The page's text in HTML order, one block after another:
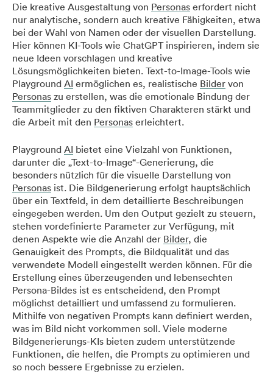
Die kreative Ausgestaltung von Personas erfordert nicht
nur analytische, sondern auch kreative Fähigkeiten, etwa
bei der Wahl von Namen oder der visuellen Darstellung.
Hier können KI-Tools wie ChatGPT inspirieren, indem sie
neue Ideen vorschlagen und kreative
Lösungsmöglichkeiten bieten. Text-to-Image-Tools wie
Playground AI ermöglichen es, realistische Bilder von
Personas zu erstellen, was die emotionale Bindung der
Teammitglieder zu den fiktiven Charakteren stärkt und
die Arbeit mit den Personas erleichtert.
Playground AI bietet eine Vielzahl von Funktionen,
darunter die „Text-to-Image“-Generierung, die
besonders nützlich für die visuelle Darstellung von
Personas ist. Die Bildgenerierung erfolgt hauptsächlich
über ein Textfeld, in dem detaillierte Beschreibungen
eingegeben werden. Um den Output gezielt zu steuern,
stehen vordefinierte Parameter zur Verfügung, mit
denen Aspekte wie die Anzahl der Bilder, die
Genauigkeit des Prompts, die Bildqualität und das
verwendete Modell eingestellt werden können. Für die
Erstellung eines überzeugenden und lebensechten
Persona-Bildes ist es entscheidend, den Prompt
möglichst detailliert und umfassend zu formulieren.
Mithilfe von negativen Prompts kann definiert werden,
was im Bild nicht vorkommen soll. Viele moderne
Bildgenerierungs-KIs bieten zudem unterstützende
Funktionen, die helfen, die Prompts zu optimieren und
so noch bessere Ergebnisse zu erzielen.